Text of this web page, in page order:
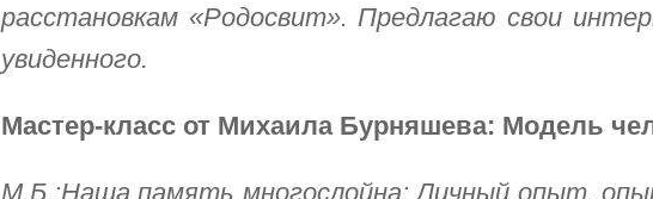
расстановкам «Родосвит». Предлагаю свои
увиденного.
Мастер-класс от Михаила Бурняшева: Модель
М.Б.:Наша память многослойна: Личный опыт,